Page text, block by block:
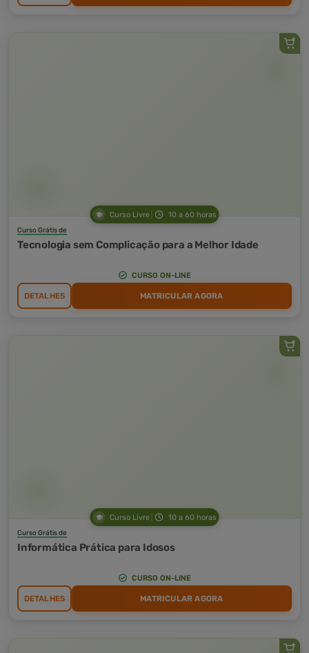
Curso Livre 10 a 60 horas
Curso Grátis de
Tecnologia sem Complicação para a Melhor Idade
CURSO ON-LINE
DETALHES MATRICULAR AGORA
Curso Livre 10 a 60 horas
Curso Grátis de
Informática Prática para Idosos
CURSO ON-LINE
DETALHES MATRICULAR AGORA